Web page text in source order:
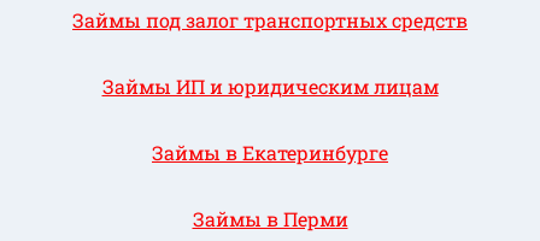
Займы под залог транспортных средств
Займы ИП и юридическим лицам
Займы в Екатеринбурге
Займы в Перми